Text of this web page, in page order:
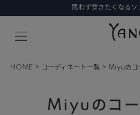
思わず穿きたくなるソフ
HOME コーディネート一覧 Miyuのコ
Miyuのコー